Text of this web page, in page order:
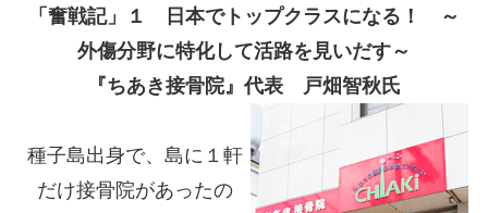
「奮戦記」１ 日本でトップクラスになる！ ～
外傷分野に特化して活路を見いだす～
『ちあき接骨院』代表 戸畑智秋氏
種子島出身で、島に１軒
だけ接骨院があったの